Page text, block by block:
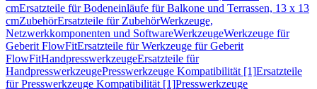
cmErsatzteile für Bodeneinläufe für Balkone und Terrassen, 13 x 13
cmZubehörErsatzteile für ZubehörWerkzeuge,
Netzwerkkomponenten und SoftwareWerkzeugeWerkzeuge für
Geberit FlowFitErsatzteile für Werkzeuge für Geberit
FlowFitHandpresswerkzeugeErsatzteile für
HandpresswerkzeugePresswerkzeuge Kompatibilität [1]Ersatzteile
für Presswerkzeuge Kompatibilität [1]Presswerkzeuge